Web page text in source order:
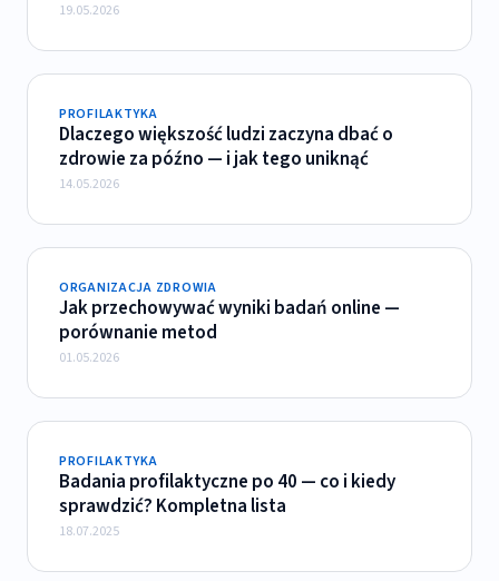
19.05.2026
PROFILAKTYKA
Dlaczego większość ludzi zaczyna dbać o
zdrowie za późno — i jak tego uniknąć
14.05.2026
ORGANIZACJA ZDROWIA
Jak przechowywać wyniki badań online —
porównanie metod
01.05.2026
PROFILAKTYKA
Badania profilaktyczne po 40 — co i kiedy
sprawdzić? Kompletna lista
18.07.2025